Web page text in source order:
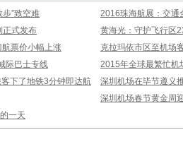
”致空难
2016珠海航展：交通
正式发布
黄海光：守护飞行区
票价小幅上涨
克拉玛依市区至机场
际巴士专线
2015年全球最繁忙机
下了地铁3分钟即达航
深圳机场在毕节遵义
深圳机场春节黄金周
一天